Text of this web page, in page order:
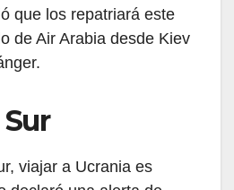
que los repatriará este
de Air Arabia desde Kiev
viajar a Ucrania es